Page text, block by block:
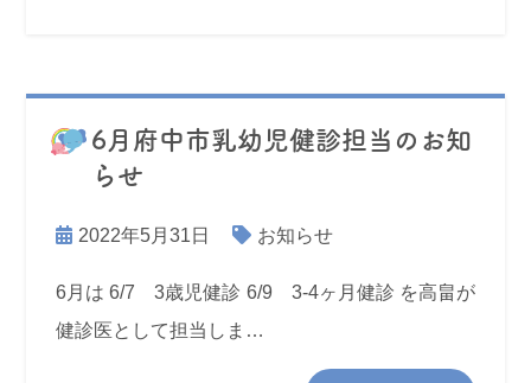
6月府中市乳幼児健診担当のお知
らせ
2022年5月31日 お知らせ
6月は 6/7 3歳児健診 6/9 3-4ヶ月健診 を高畠が
健診医として担当しま…